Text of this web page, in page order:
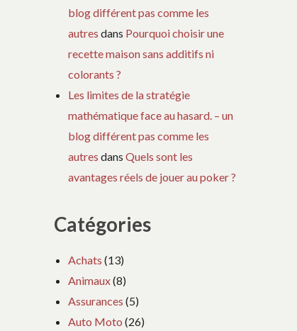
blog différent pas comme les
autres dans Pourquoi choisir une
recette maison sans additifs ni
colorants ?
Les limites de la stratégie
mathématique face au hasard. – un
blog différent pas comme les
autres dansQuels sont les
avantages réels de jouer au poker ?
Catégories
Achats (13)
Animaux(8)
Assurances (5)
Auto Moto (26)